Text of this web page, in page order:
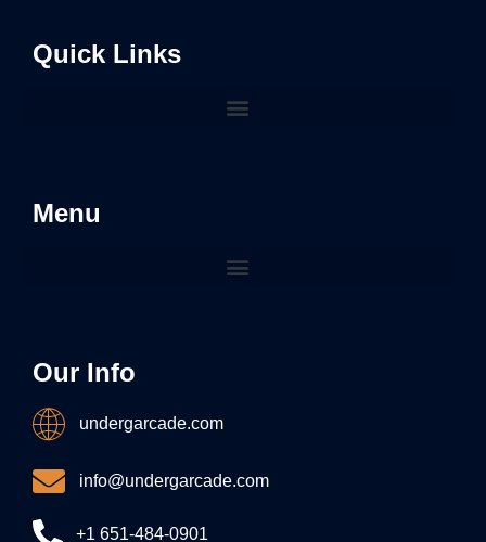
Quick Links
Menu
Our Info
undergarcade.com
info@undergarcade.com
+1 651-484-0901